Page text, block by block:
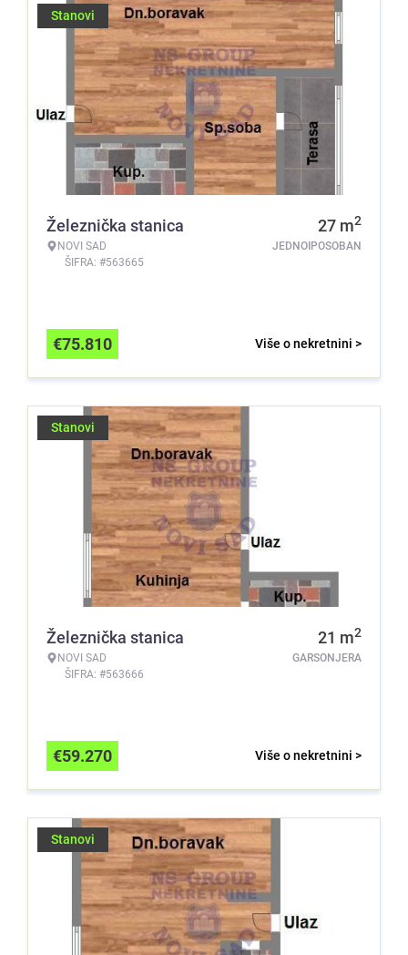
Stanovi
Železnička stanica
NOVI SAD
ŠIFRA: #563665
27 m2
JEDNOIPOSOBAN
Više o nekretnini >
€75.810
Stanovi
Železnička stanica
NOVI SAD
ŠIFRA: #563666
21 m2
GARSONJERA
Više o nekretnini >
€59.270
Stanovi